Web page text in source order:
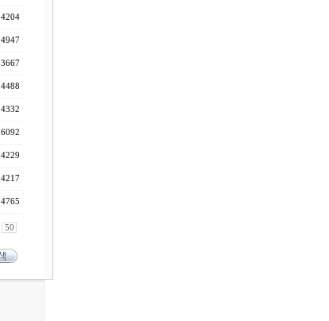
4204
4947
3667
4488
4332
6092
4229
4217
4765
50